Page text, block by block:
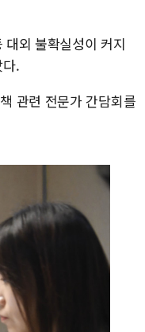
외 불확실성이 커지
.
관련 전문가 간담회를